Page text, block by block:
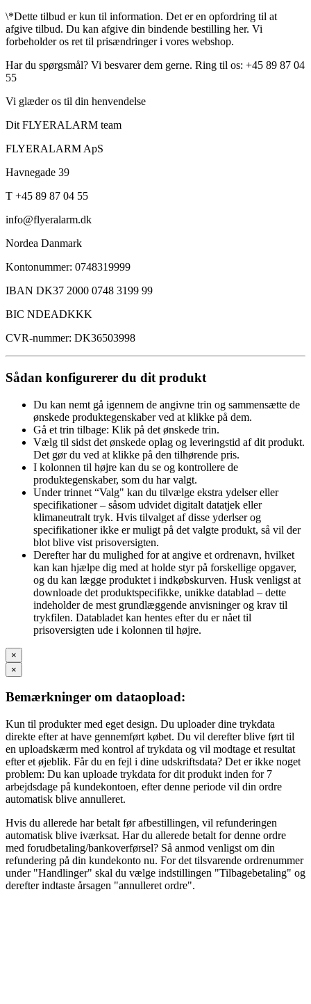
\*Dette tilbud er kun til information. Det er en opfordring til at
afgive tilbud. Du kan afgive din bindende bestilling her. Vi
forbeholder os ret til prisændringer i vores webshop.
Har du spørgsmål? Vi besvarer dem gerne. Ring til os: +45 89 87 04
55
Vi glæder os til din henvendelse
Dit FLYERALARM team
FLYERALARM ApS
Havnegade 39
T +45 89 87 04 55
info@flyeralarm.dk
Nordea Danmark
Kontonummer: 0748319999
IBAN DK37 2000 0748 3199 99
BIC NDEADKKK
CVR-nummer: DK36503998
Sådan konfigurerer du dit produkt
Du kan nemt gå igennem de angivne trin og sammensætte de
ønskede produktegenskaber ved at klikke på dem.
Gå et trin tilbage: Klik på det ønskede trin.
Vælg til sidst det ønskede oplag og leveringstid af dit produkt.
Det gør du ved at klikke på den tilhørende pris.
I kolonnen til højre kan du se og kontrollere de
produktegenskaber, som du har valgt.
Under trinnet “Valg" kan du tilvælge ekstra ydelser eller
specifikationer – såsom udvidet digitalt datatjek eller
klimaneutralt tryk. Hvis tilvalget af disse yderlser og
specifikationer ikke er muligt på det valgte produkt, så vil der
blot blive vist prisoversigten.
Derefter har du mulighed for at angive et ordrenavn, hvilket
kan kan hjælpe dig med at holde styr på forskellige opgaver,
og du kan lægge produktet i indkøbskurven. Husk venligst at
downloade det produktspecifikke, unikke datablad – dette
indeholder de mest grundlæggende anvisninger og krav til
trykfilen. Databladet kan hentes efter du er nået til
prisoversigten ude i kolonnen til højre.
×
×
Bemærkninger om dataopload:
Kun til produkter med eget design. Du uploader dine trykdata
direkte efter at have gennemført købet. Du vil derefter blive ført til
en uploadskærm med kontrol af trykdata og vil modtage et resultat
efter et øjeblik. Får du en fejl i dine udskriftsdata? Det er ikke noget
problem: Du kan uploade trykdata for dit produkt inden for 7
arbejdsdage på kundekontoen, efter denne periode vil din ordre
automatisk blive annulleret.
Hvis du allerede har betalt før afbestillingen, vil refunderingen
automatisk blive iværksat. Har du allerede betalt for denne ordre
med forudbetaling/bankoverførsel? Så anmod venligst om din
refundering på din kundekonto nu. For det tilsvarende ordrenummer
under "Handlinger" skal du vælge indstillingen "Tilbagebetaling" og
derefter indtaste årsagen "annulleret ordre".